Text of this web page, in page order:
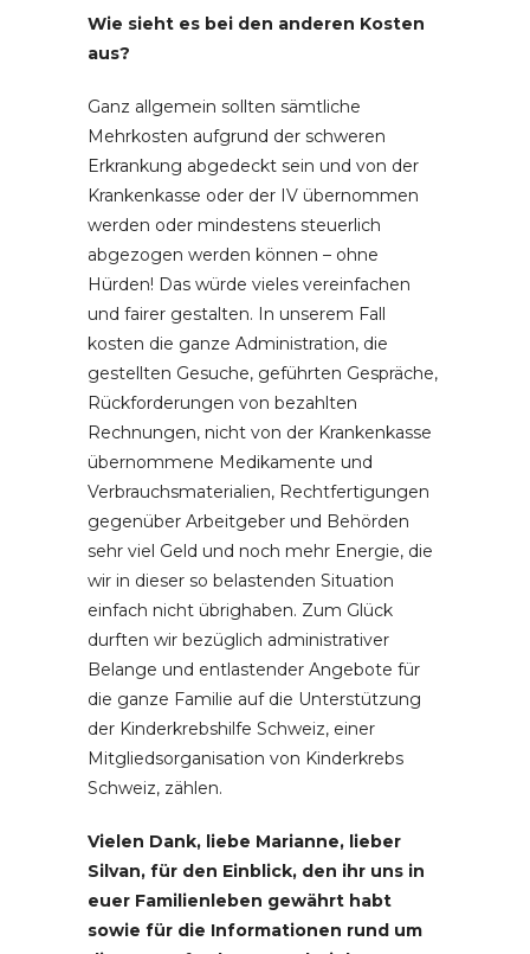
Wie sieht es bei den anderen Kosten
aus?
Ganz allgemein sollten sämtliche
Mehrkosten aufgrund der schweren
Erkrankung abgedeckt sein und von der
Krankenkasse oder der IV übernommen
werden oder mindestens steuerlich
abgezogen werden können – ohne
Hürden! Das würde vieles vereinfachen
und fairer gestalten. In unserem Fall
kosten die ganze Administration, die
gestellten Gesuche, geführten Gespräche,
Rückforderungen von bezahlten
Rechnungen, nicht von der Krankenkasse
übernommene Medikamente und
Verbrauchsmaterialien, Rechtfertigungen
gegenüber Arbeitgeber und Behörden
sehr viel Geld und noch mehr Energie, die
wir in dieser so belastenden Situation
einfach nicht übrighaben. Zum Glück
durften wir bezüglich administrativer
Belange und entlastender Angebote für
die ganze Familie auf die Unterstützung
der Kinderkrebshilfe Schweiz, einer
Mitgliedsorganisation von Kinderkrebs
Schweiz, zählen.
Vielen Dank, liebe Marianne, lieber
Silvan, für den Einblick, den ihr uns in
euer Familienleben gewährt habt
sowie für die Informationen rund um